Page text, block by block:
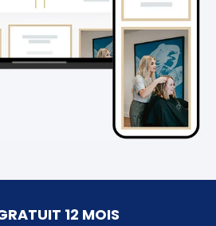
12 MOIS